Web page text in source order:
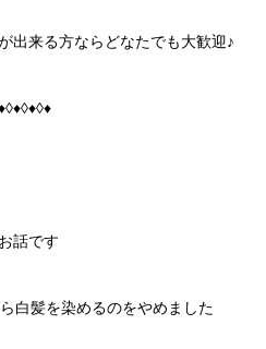
出来る方ならどなたでも大歓迎♪
話です
白髪を染めるのをやめました